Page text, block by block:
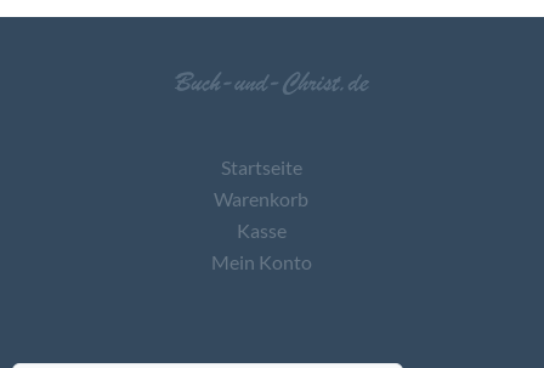
Startseite
Warenkorb
Kasse
Mein Konto